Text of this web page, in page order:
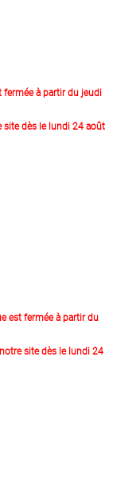
fermée à partir du jeudi
site dès le lundi 24 août
est fermée à partir du
site dès le lundi 24